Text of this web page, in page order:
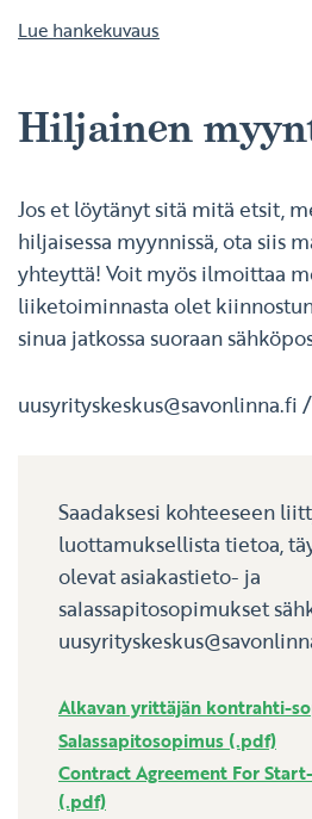
Lue hankekuvaus
Hiljainen
Jos et löytänyt sitä mitä etsit,
hiljaisessa myynnissä, ota siis
yhteyttä! Voit myös ilmoittaa
liiketoiminnasta olet
sinua jatkossa suoraan
uusyrityskeskus@savonlinna.fi /
Saadaksesi kohteeseen
luottamuksellista tietoa,
olevat asiakastieto- ja
salassapitosopimukset
uusyrityskeskus
Alkavan yrittäjän kontrahti-
Salassapitosopimus (.pdf)
Contract Agreement For
(.pdf)